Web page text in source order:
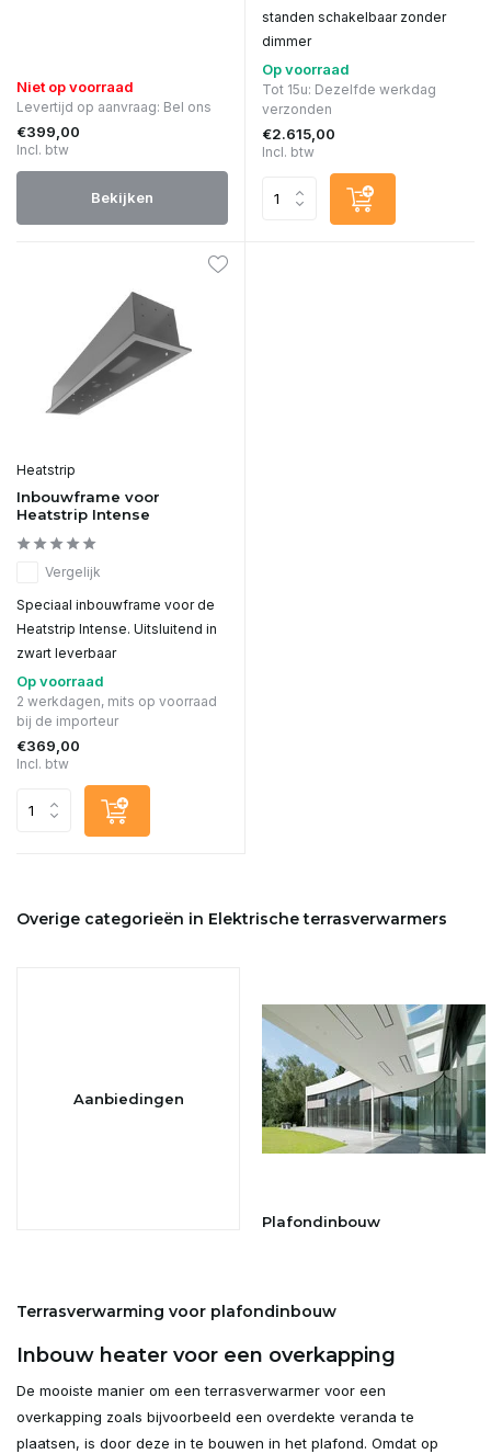
Niet op voorraad
Levertijd op aanvraag: Bel ons
€399,00
Incl. btw
Bekijken
standen schakelbaar zonder
dimmer
Op voorraad
Tot 15u: Dezelfde werkdag
verzonden
€2.615,00
Incl. btw
Heatstrip
Inbouwframe voor
Heatstrip Intense
Vergelijk
Speciaal inbouwframe voor de
Heatstrip Intense. Uitsluitend in
zwart leverbaar
Op voorraad
2 werkdagen, mits op voorraad
bij de importeur
€369,00
Incl. btw
Overige categorieën in Elektrische terrasverwarmers
Aanbiedingen
Plafondinbouw
Terrasverwarming voor plafondinbouw
Inbouw heater voor een overkapping
De mooiste manier om een terrasverwarmer voor een
overkapping zoals bijvoorbeeld een overdekte veranda te
plaatsen, is door deze in te bouwen in het plafond. Omdat op